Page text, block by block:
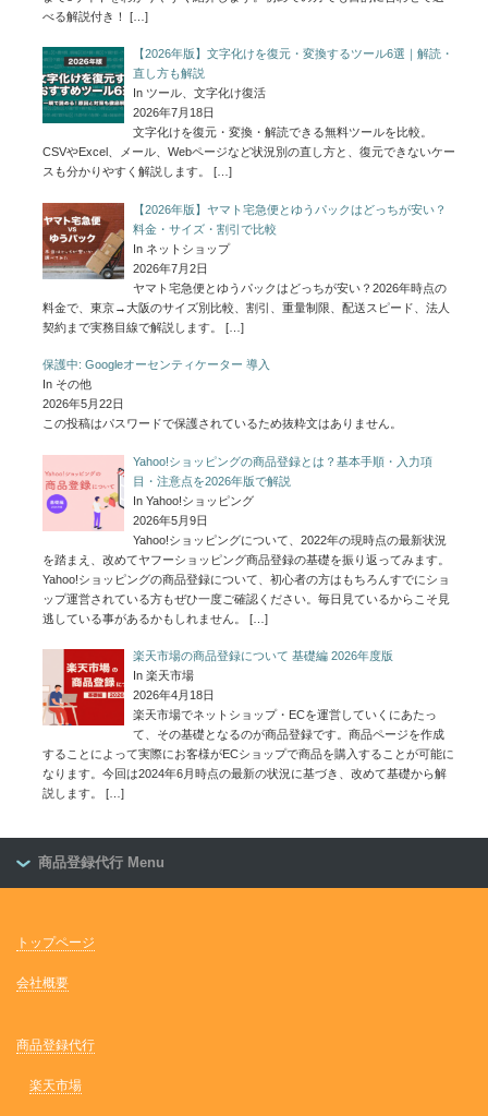
べる解説付き！
[…]
【2026年版】文字化けを復元・変換するツール6選｜解読・
直し方も解説
In ツール、文字化け復活
2026年7月18日
文字化けを復元・変換・解読できる無料ツールを比較。
CSVやExcel、メール、Webページなど状況別の直し方と、復元できないケー
スも分かりやすく解説します。
[…]
【2026年版】ヤマト宅急便とゆうパックはどっちが安い？
料金・サイズ・割引で比較
In ネットショップ
2026年7月2日
ヤマト宅急便とゆうパックはどっちが安い？2026年時点の
料金で、東京→大阪のサイズ別比較、割引、重量制限、配送スピード、法人
契約まで実務目線で解説します。
[…]
保護中: Googleオーセンティケーター 導入
In その他
2026年5月22日
この投稿はパスワードで保護されているため抜粋文はありません。
Yahoo!ショッピングの商品登録とは？基本手順・入力項
目・注意点を2026年版で解説
In Yahoo!ショッピング
2026年5月9日
Yahoo!ショッピングについて、2022年の現時点の最新状況
を踏まえ、改めてヤフーショッピング商品登録の基礎を振り返ってみます。
Yahoo!ショッピングの商品登録について、初心者の方はもちろんすでにショ
ップ運営されている方もぜひ一度ご確認ください。毎日見ているからこそ見
逃している事があるかもしれません。
[…]
楽天市場の商品登録について 基礎編 2026年度版
In 楽天市場
2026年4月18日
楽天市場でネットショップ・ECを運営していくにあたっ
て、その基礎となるのが商品登録です。商品ページを作成
することによって実際にお客様がECショップで商品を購入することが可能に
なります。今回は2024年6月時点の最新の状況に基づき、改めて基礎から解
説します。
[…]
商品登録代行 Menu
トップページ
会社概要
商品登録代行
楽天市場